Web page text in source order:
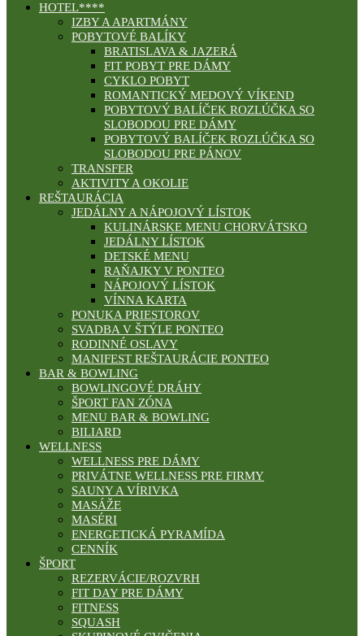
HOTEL****
IZBY A APARTMÁNY
POBYTOVÉ BALÍKY
BRATISLAVA & JAZERÁ
FIT POBYT PRE DÁMY
CYKLO POBYT
ROMANTICKÝ MEDOVÝ VÍKEND
POBYTOVÝ BALÍČEK ROZLÚČKA SO
SLOBODOU PRE DÁMY
POBYTOVÝ BALÍČEK ROZLÚČKA SO
SLOBODOU PRE PÁNOV
TRANSFER
AKTIVITY A OKOLIE
REŠTAURÁCIA
JEDÁLNY A NÁPOJOVÝ LÍSTOK
KULINÁRSKE MENU CHORVÁTSKO
JEDÁLNY LÍSTOK
DETSKÉ MENU
RAŇAJKY V PONTEO
NÁPOJOVÝ LÍSTOK
VÍNNA KARTA
PONUKA PRIESTOROV
SVADBA V ŠTÝLE PONTEO
RODINNÉ OSLAVY
MANIFEST REŠTAURÁCIE PONTEO
BAR & BOWLING
BOWLINGOVÉ DRÁHY
ŠPORT FAN ZÓNA
MENU BAR & BOWLING
BILIARD
WELLNESS
WELLNESS PRE DÁMY
PRIVÁTNE WELLNESS PRE FIRMY
SAUNY A VÍRIVKA
MASÁŽE
MASÉRI
ENERGETICKÁ PYRAMÍDA
CENNÍK
ŠPORT
REZERVÁCIE/ROZVRH
FIT DAY PRE DÁMY
FITNESS
SQUASH